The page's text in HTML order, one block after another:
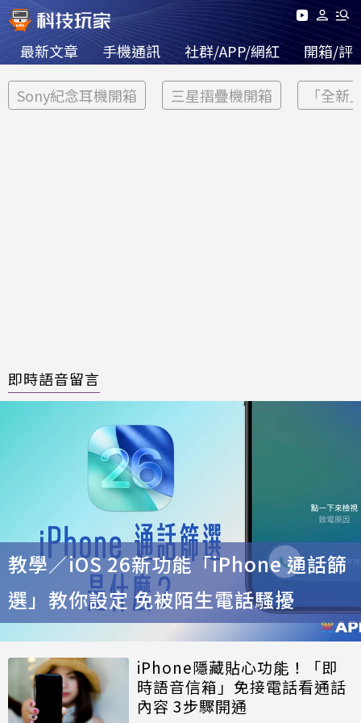
最新文章 手機通訊 社群/APP/網紅 開箱/評
Sony紀念耳機開箱 三星摺疊機開箱 「全新
即時語音留言
教學／iOS 26新功能「iPhone 通話篩
選」教你設定 免被陌生電話騷擾
iPhone隱藏貼心功能！「即
時語音信箱」免接電話看通話
內容 3步驟開通